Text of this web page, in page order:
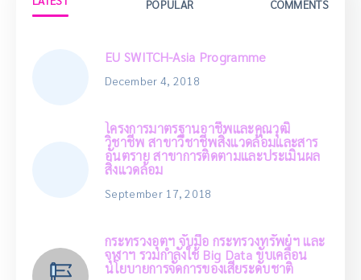
POPULAR COMMENTS
EU SWITCH-Asia Programme
December 4, 2018
โครงการมาตรฐานอาชีพและคุณวุฒิ
วิชาชีพ สาขาวิชาชีพสิ่งแวดล้อมและสาร
อันตราย สาขาการติดตามและประเมินผล
สิ่งแวดล้อม
September 17, 2018
กระทรวงอุตฯ จับมือ กระทรวงทรัพย์ฯ และ
จุฬาฯ รวมกำลังใช้ Big Data ขับเคลื่อน
นโยบายการจัดการของเสียระดับชาติ